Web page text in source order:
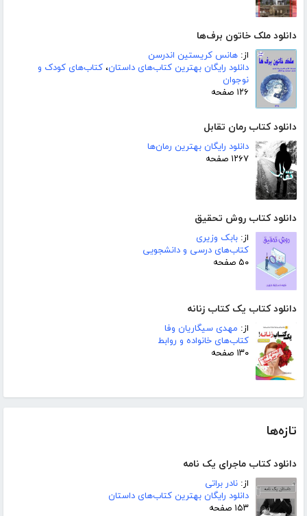
دانلود ملک خاتون برف‌ها
از: هانس کریستین اندرسن
دانلود رایگان بهترین کتاب‌های داستان، کتاب‌های کودک و
نوجوان
۱۲۶ صفحه
دانلود کتاب رمان تقابل
دانلود رایگان بهترین رمان‌ها
۱۲۶۷ صفحه
دانلود کتاب روش تحقیق
از: بابک وزیری
کتاب‌های درسی و دانشجویی
۵۰ صفحه
دانلود کتاب یک کتاب زنانه
از: مهدی سیگاریان وفا
کتاب‌های خانواده و روابط
۱۳۰ صفحه
تازه‌ها
دانلود کتاب ماجرای یک نامه
از: نادر براتی
دانلود رایگان بهترین کتاب‌های داستان
۱۵۳ صفحه